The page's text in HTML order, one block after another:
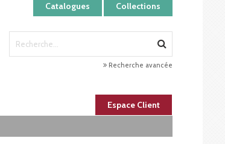
Catalogues Collections
Recherche avancée
Espace Client